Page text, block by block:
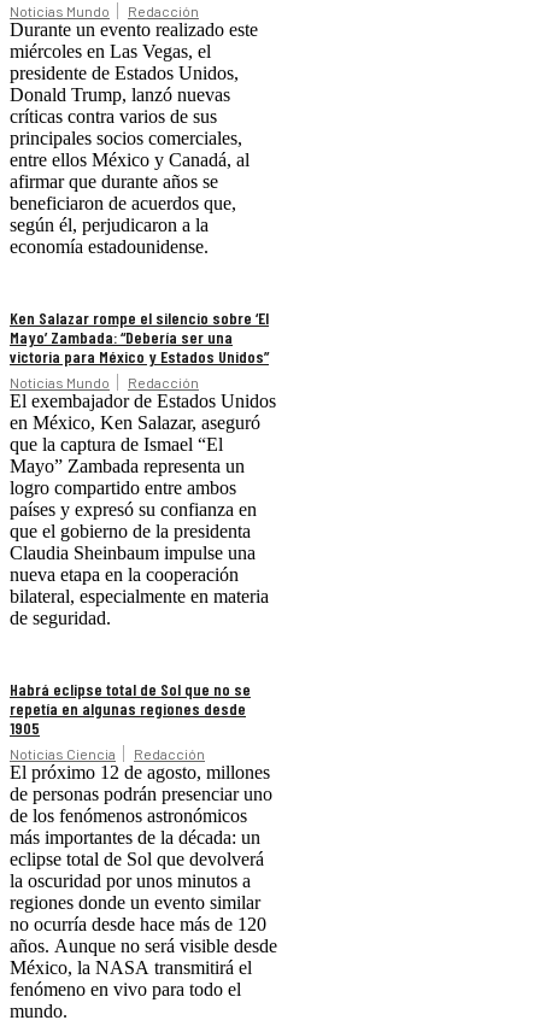
Noticias Mundo Redacción
Durante un evento realizado este
miércoles en Las Vegas, el
presidente de Estados Unidos,
Donald Trump, lanzó nuevas
críticas contra varios de sus
principales socios comerciales,
entre ellos México y Canadá, al
afirmar que durante años se
beneficiaron de acuerdos que,
según él, perjudicaron a la
economía estadounidense.
Ken Salazar rompe el silencio sobre ‘El
Mayo’ Zambada: “Debería ser una
victoria para México y Estados Unidos”
Noticias Mundo Redacción
El exembajador de Estados Unidos
en México, Ken Salazar, aseguró
que la captura de Ismael “El
Mayo” Zambada representa un
logro compartido entre ambos
países y expresó su confianza en
que el gobierno de la presidenta
Claudia Sheinbaum impulse una
nueva etapa en la cooperación
bilateral, especialmente en materia
de seguridad.
Habrá eclipse total de Sol que no se
repetía en algunas regiones desde
1905
Noticias Ciencia Redacción
El próximo 12 de agosto, millones
de personas podrán presenciar uno
de los fenómenos astronómicos
más importantes de la década: un
eclipse total de Sol que devolverá
la oscuridad por unos minutos a
regiones donde un evento similar
no ocurría desde hace más de 120
años. Aunque no será visible desde
México, la NASA transmitirá el
fenómeno en vivo para todo el
mundo.